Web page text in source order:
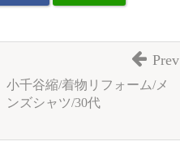
小千谷縮/着物リフォーム/メ
ンズシャツ/30代
Prev